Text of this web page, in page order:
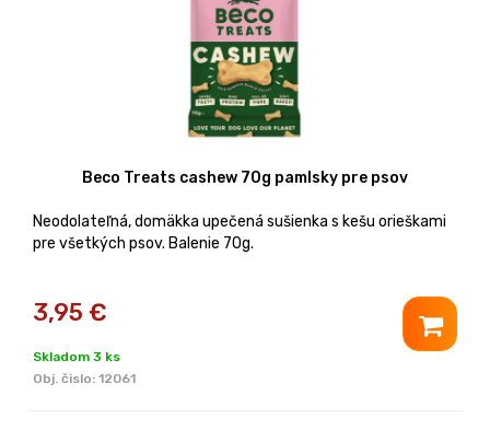
Beco Treats cashew 70g pamlsky pre psov
Neodolateľná, domäkka upečená sušienka s kešu orieškami
pre všetkých psov. Balenie 70g.
3,95 €
Skladom 3 ks
Obj. čislo: 12061